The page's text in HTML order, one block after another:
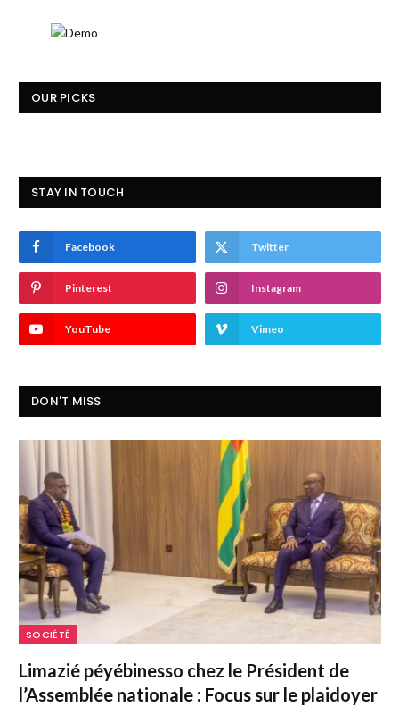
OUR PICKS
STAY IN TOUCH
Facebook Twitter
Pinterest Instagram
YouTube Vimeo
DON'T MISS
SOCIÉTÉ
Limazié péyébinesso chez le Président de
l’Assemblée nationale : Focus sur le plaidoyer